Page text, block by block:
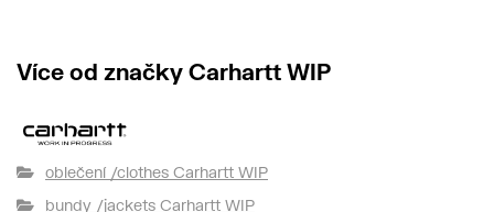
Více od značky Carhartt WIP
oblečení /clothes Carhartt WIP
bundy /jackets Carhartt WIP